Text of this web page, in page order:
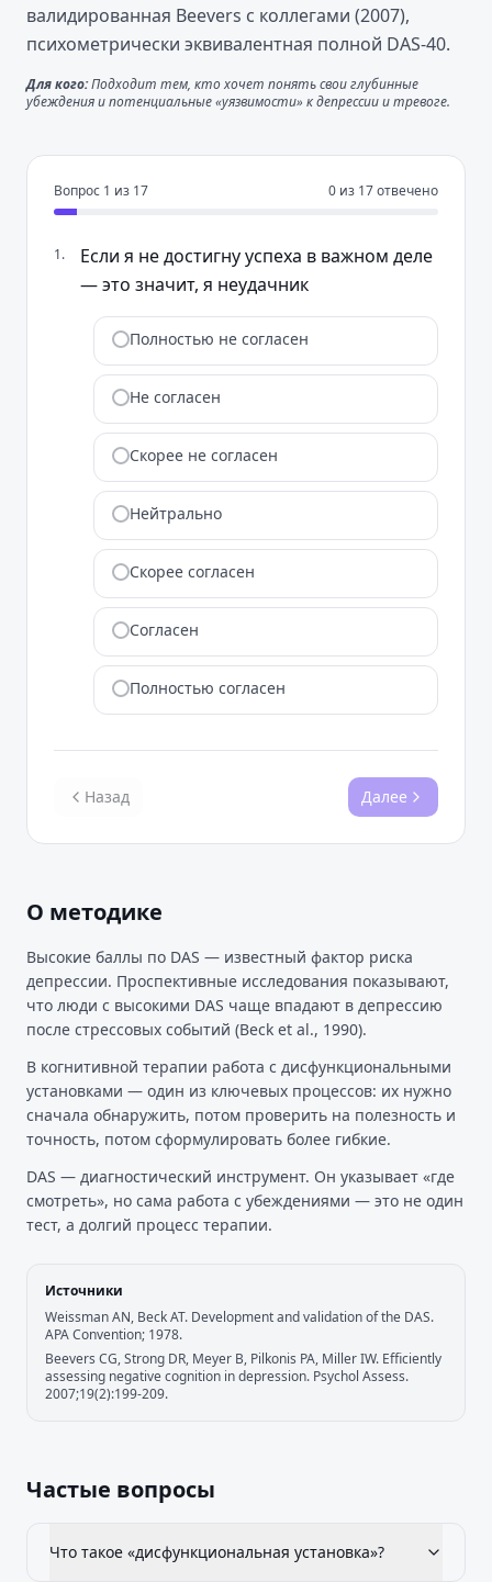
валидированная Beevers с коллегами (2007),
психометрически эквивалентная полной DAS-40.
Для кого:Подходит тем, кто хочет понять свои глубинные
убеждения и потенциальные «уязвимости» к депрессии и тревоге.
Вопрос 1 из 17 0 из 17отвечено
1.
Если я не достигну успеха в важном деле
— это значит, я неудачник
Полностью не согласен
Не согласен
Скорее не согласен
Нейтрально
Скорее согласен
Согласен
Полностью согласен
Назад Далее
О методике
Высокие баллы по DAS — известный фактор риска
депрессии. Проспективные исследования показывают,
что люди с высокими DAS чаще впадают в депрессию
после стрессовых событий (Beck et al., 1990).
В когнитивной терапии работа с дисфункциональными
установками — один из ключевых процессов: их нужно
сначала обнаружить, потом проверить на полезность и
точность, потом сформулировать более гибкие.
DAS — диагностический инструмент. Он указывает «где
смотреть», но сама работа с убеждениями — это не один
тест, а долгий процесс терапии.
Источники
Weissman AN, Beck AT. Development and validation of the DAS.
APA Convention; 1978.
Beevers CG, Strong DR, Meyer B, Pilkonis PA, Miller IW. Efficiently
assessing negative cognition in depression. Psychol Assess.
2007;19(2):199-209.
Частые вопросы
Что такое «дисфункциональная установка»?